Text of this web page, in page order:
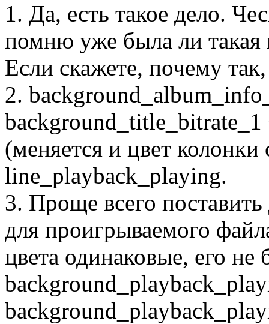
1. Да, есть такое дело.
помню уже была ли такая
Если скажете, почему
2.
(меняется и цвет колонки
line_playback_playing.
3. Проще всего
для проигрываемого
цвета одинаковые, его